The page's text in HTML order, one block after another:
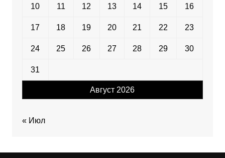
Август 2026
10 11 12 13 14 15 16
17 18 19 20 21 22 23
24 25 26 27 28 29 30
31
« Июл